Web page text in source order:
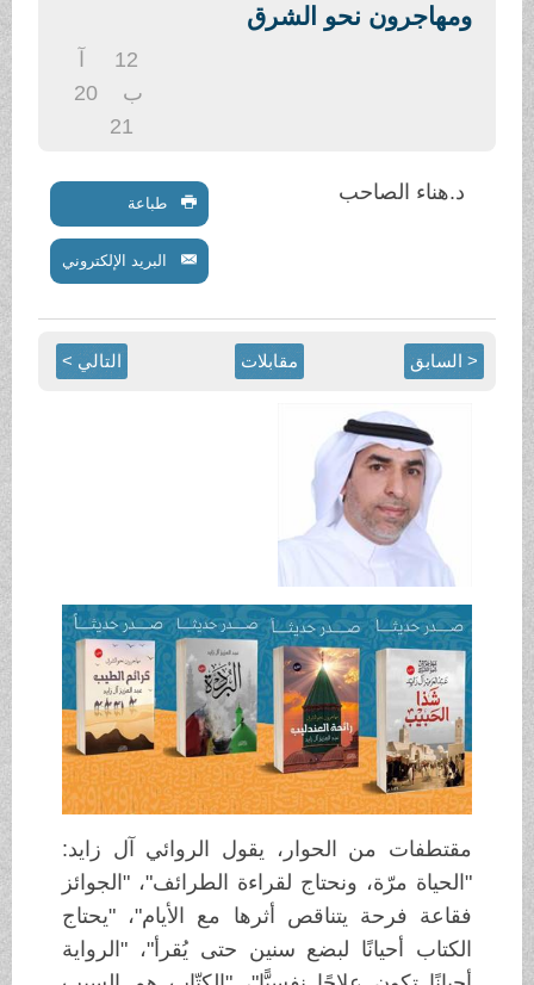
ومهاجرون نحو الشرق
د.هناء الصاحب طباعة
البريد الإلكتروني
< السابق مقابلات التالي >
مقتطفات من الحوار، يقول الروائي آل زايد:
"الحياة مرّة، ونحتاج لقراءة الطرائف"، "الجوائز
فقاعة فرحة يتناقص أثرها مع الأيام"، "يحتاج
الكتاب أحيانًا لبضع سنين حتى يُقرأ"، "الرواية